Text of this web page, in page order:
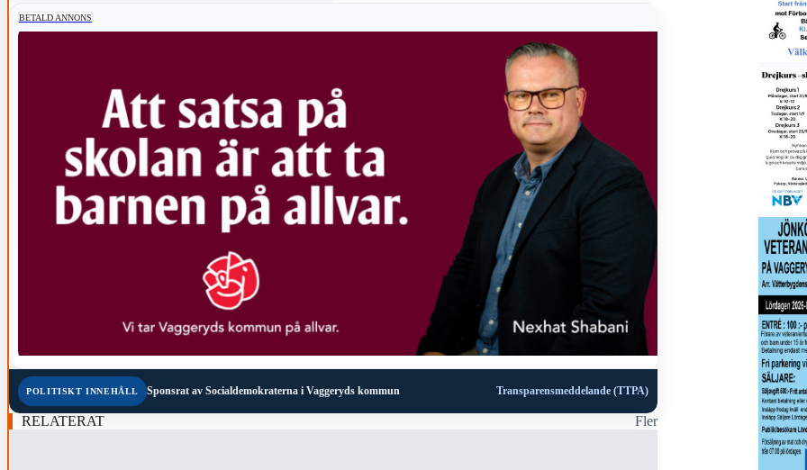
BETALD ANNONS
POLITISKT INNEHÅLL Sponsrat av Socialdemokraterna i Vaggeryds kommun Transparensmeddelande (TTPA)
RELATERAT Fler